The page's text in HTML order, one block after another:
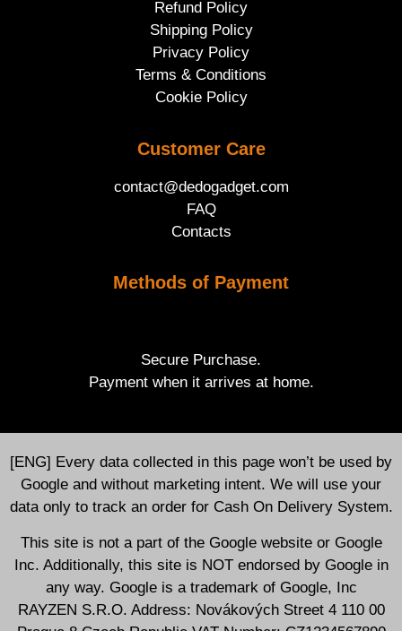
Refund Policy
Shipping Policy
Privacy Policy
Terms & Conditions
Cookie Policy
Customer Care
contact@dedogadget.com
FAQ
Contacts
Methods of Payment
Secure Purchase.
Payment when it arrives at home.
[ENG] Every data collected in this page won’t be used by
Google and without marketing intent. We will use your
data only to track an order for Cash On Delivery System.
This site is not a part of the Google website or Google
Inc. Additionally, this site is NOT endorsed by Google in
any way. Google is a trademark of Google, Inc
RAYZEN S.R.O. Address: Novákových Street 4 110 00